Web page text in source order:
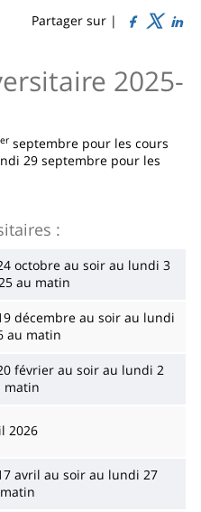
Partager sur |
2025-
er septembre pour les cours
29 septembre pour les
:
octobre au soir au lundi 3
au matin
décembre au soir au lundi
au matin
février au soir au lundi 2
matin
2026
avril au soir au lundi 27